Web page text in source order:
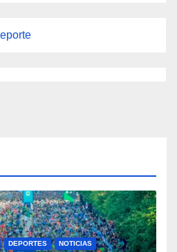
DEPORTES NOTICIAS